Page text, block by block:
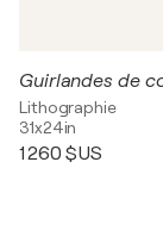
Guirlandes de
Lithographie
31x24in
1 260 $US